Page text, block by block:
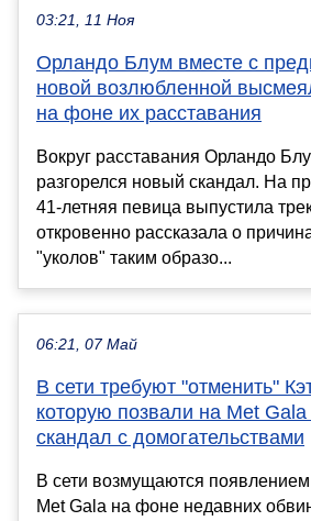
03:21, 11 Ноя
Орландо Блум вместе с
новой возлюбленной
на фоне их расставания
Вокруг расставания Орландо
разгорелся новый скандал. На
41-летняя певица выпустила
откровенно рассказала о
"уколов" таким образо...
06:21, 07 Май
В сети требуют "отменить"
которую позвали на Met
скандал с домогательствами
В сети возмущаются
Met Gala на фоне недавних